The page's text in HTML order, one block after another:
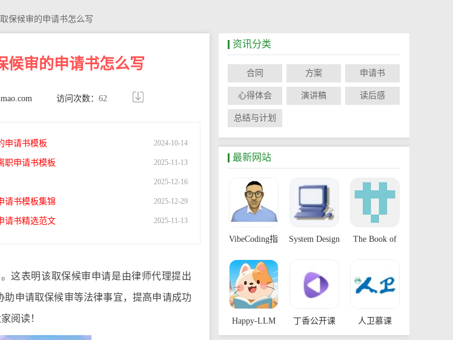
保候审的申请书怎么写
候审的申请书怎么写
访问次数： 62
申请书模板 2024-10-14
职申请书模板 2025-11-13
2025-12-16
请书模板集锦 2025-12-29
请书精选范文 2025-11-13
这表明该取保候审申请是由律师代理提出
申请取保候审等法律事宜，提高申请成功
阅读！
资讯分类
合同 方案 申请书
心得体会 演讲稿 读后感
总结与计划
最新网站
VibeCoding指
南
System Design The Book of
Knowledge
Happy-LLM 丁香公开课 人卫慕课